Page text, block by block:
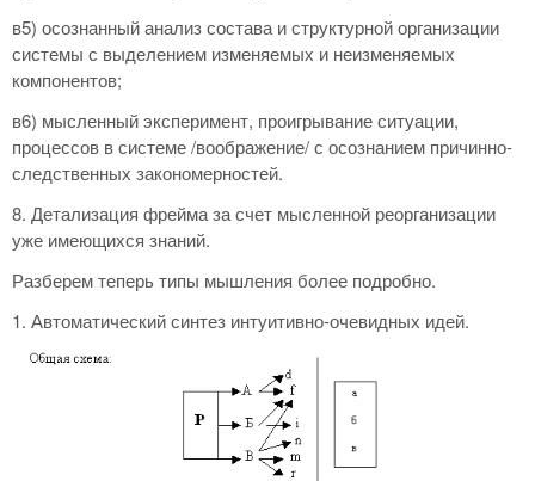
в5) осознанный анализ состава и структурной организации
системы с выделением изменяемых и неизменяемых
компонентов;
в6) мысленный эксперимент, проигрывание ситуации,
процессов в системе /воображение/ с осознанием причинно-
следственных закономерностей.
8. Детализация фрейма за счет мысленной реорганизации
уже имеющихся знаний.
Разберем теперь типы мышления более подробно.
1. Автоматический синтез интуитивно-очевидных идей.